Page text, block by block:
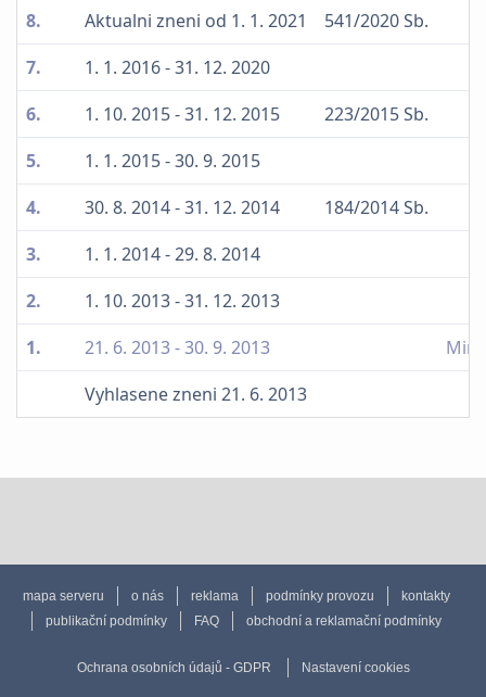
8.
Aktualni zneni od 1. 1. 2021
541/2020 Sb.
7.
1. 1. 2016 - 31. 12. 2020
6.
1. 10. 2015 - 31. 12. 2015
223/2015 Sb.
5.
1. 1. 2015 - 30. 9. 2015
4.
30. 8. 2014 - 31. 12. 2014
184/2014 Sb.
3.
1. 1. 2014 - 29. 8. 2014
2.
1. 10. 2013 - 31. 12. 2013
1.
21. 6. 2013 - 30. 9. 2013
Vyhlasene zneni 21. 6. 2013
mapa serveru o nás reklama podmínky provozu
kontakty
publikační podmínky
FAQ obchodní a reklamační podmínky
Ochrana osobních údajů - GDPR Nastavení cookies